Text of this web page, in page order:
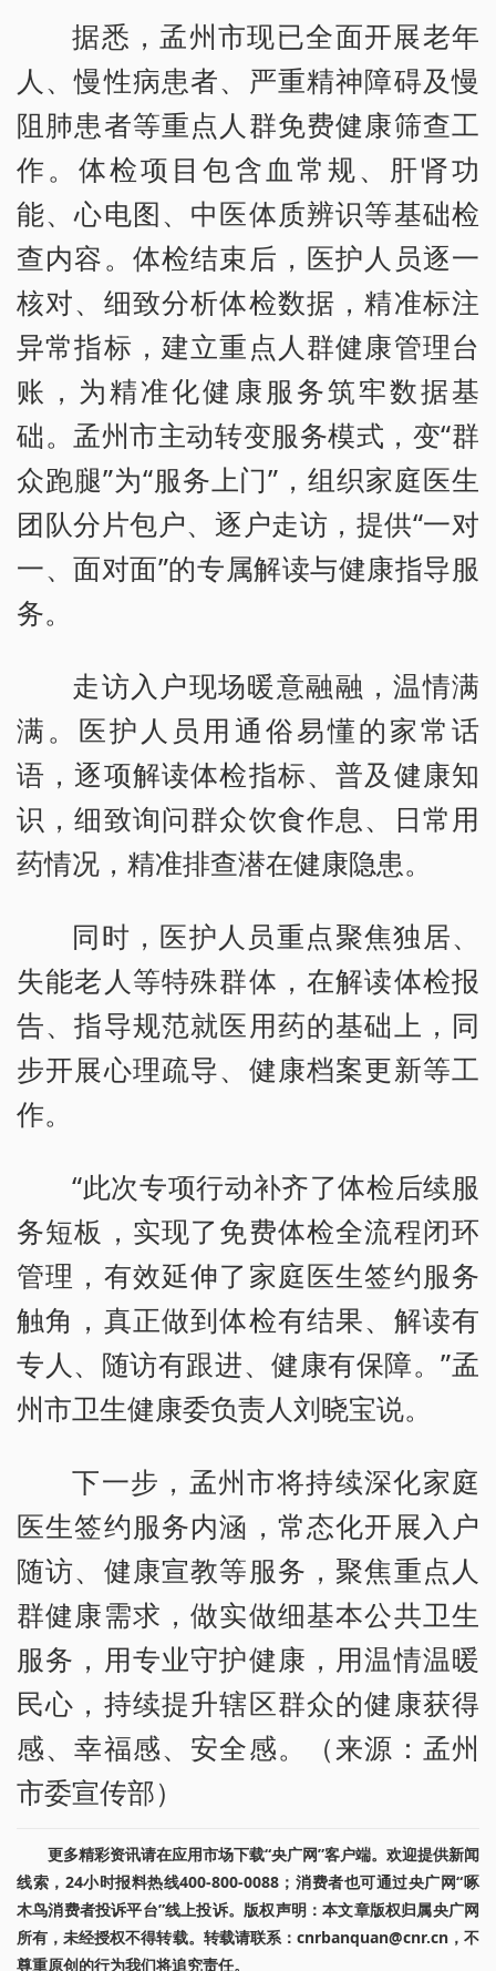
据悉，孟州市现已全面开展老年
人、慢性病患者、严重精神障碍及慢
阻肺患者等重点人群免费健康筛查工
作。体检项目包含血常规、肝肾功
能、心电图、中医体质辨识等基础检
查内容。体检结束后，医护人员逐一
核对、细致分析体检数据，精准标注
异常指标，建立重点人群健康管理台
账，为精准化健康服务筑牢数据基
础。孟州市主动转变服务模式，变“群
众跑腿”为“服务上门”，组织家庭医生
团队分片包户、逐户走访，提供“一对
一、面对面”的专属解读与健康指导服
务。
走访入户现场暖意融融，温情满
满。医护人员用通俗易懂的家常话
语，逐项解读体检指标、普及健康知
识，细致询问群众饮食作息、日常用
药情况，精准排查潜在健康隐患。
同时，医护人员重点聚焦独居、
失能老人等特殊群体，在解读体检报
告、指导规范就医用药的基础上，同
步开展心理疏导、健康档案更新等工
作。
“此次专项行动补齐了体检后续服
务短板，实现了免费体检全流程闭环
管理，有效延伸了家庭医生签约服务
触角，真正做到体检有结果、解读有
专人、随访有跟进、健康有保障。”孟
州市卫生健康委负责人刘晓宝说。
下一步，孟州市将持续深化家庭
医生签约服务内涵，常态化开展入户
随访、健康宣教等服务，聚焦重点人
群健康需求，做实做细基本公共卫生
服务，用专业守护健康，用温情温暖
民心，持续提升辖区群众的健康获得
感、幸福感、安全感。（来源：孟州
市委宣传部）
更多精彩资讯请在应用市场下载“央广网”客户端。欢迎提供新闻
线索，24小时报料热线400-800-0088；消费者也可通过央广网“啄
木鸟消费者投诉平台”线上投诉。版权声明：本文章版权归属央广网
所有，未经授权不得转载。转载请联系：cnrbanquan@cnr.cn，不
尊重原创的行为我们将追究责任。